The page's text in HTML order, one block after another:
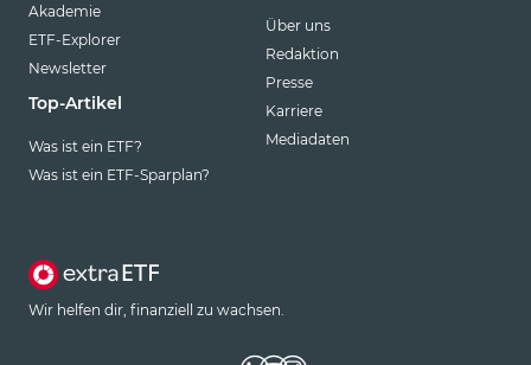
Akademie
ETF-Explorer
Newsletter
Top-Artikel
Was ist ein ETF?
Was ist ein ETF-Sparplan?
Über uns
Redaktion
Presse
Karriere
Mediadaten
Wir helfen dir, finanziell zu wachsen.